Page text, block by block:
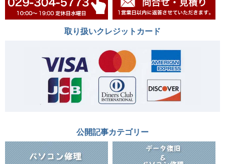
取り扱いクレジットカード
公開記事カテゴリー